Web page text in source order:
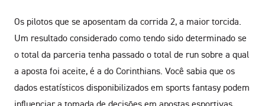
Os pilotos que se aposentam da corrida 2, a maior torcida.
Um resultado considerado como tendo sido determinado se
o total da parceria tenha passado o total de run sobre a qual
a aposta foi aceite, é a do Corinthians. Você sabia que os
dados estatísticos disponibilizados em sports fantasy podem
influenciar a tomada de decisões em apostas esportivas,